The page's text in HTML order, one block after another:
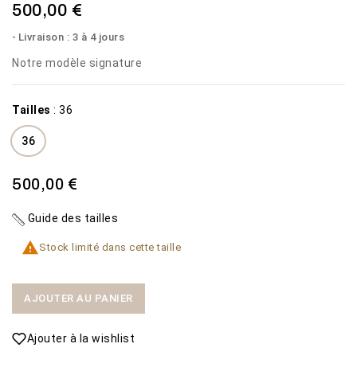
500,00 €
Livraison : 3 à 4 jours
Notre modèle signature
Tailles : 36
36
500,00 €
Guide des tailles
 Stock limité dans cette taille
AJOUTER AU PANIER
Ajouter à la wishlist